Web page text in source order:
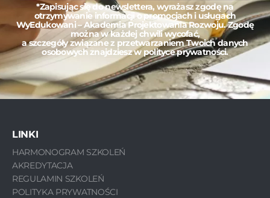
*Zapisując się do newslettera, wyrażasz zgodę na
otrzymywanie informacji o promocjach i usługach
WyEdukowani – Akademia Projektowania Rozwoju. Zgodę
można w każdej chwili wycofać,
a szczegóły związane z przetwarzaniem Twoich danych
osobowych znajdziesz w polityce prywatności.
LINKI
HARMONOGRAM SZKOLEŃ
AKREDYTACJA
REGULAMIN SZKOLEŃ
POLITYKA PRYWATNOŚCI